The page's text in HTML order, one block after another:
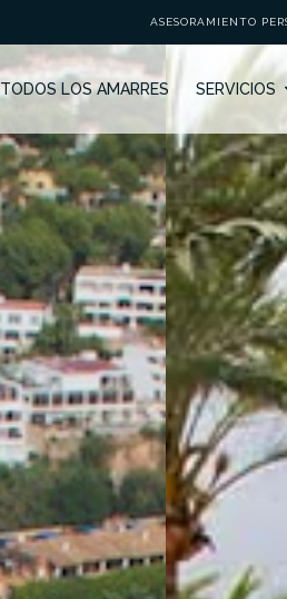
ASESORAMIENTO
TODOS LOS AMARRES SERVICIOS